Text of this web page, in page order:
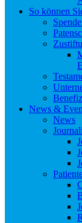
So können
News &
News